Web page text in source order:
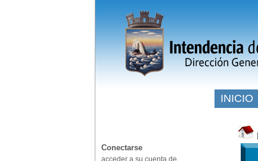
INICIO
Conectarse
acceder a su cuenta de